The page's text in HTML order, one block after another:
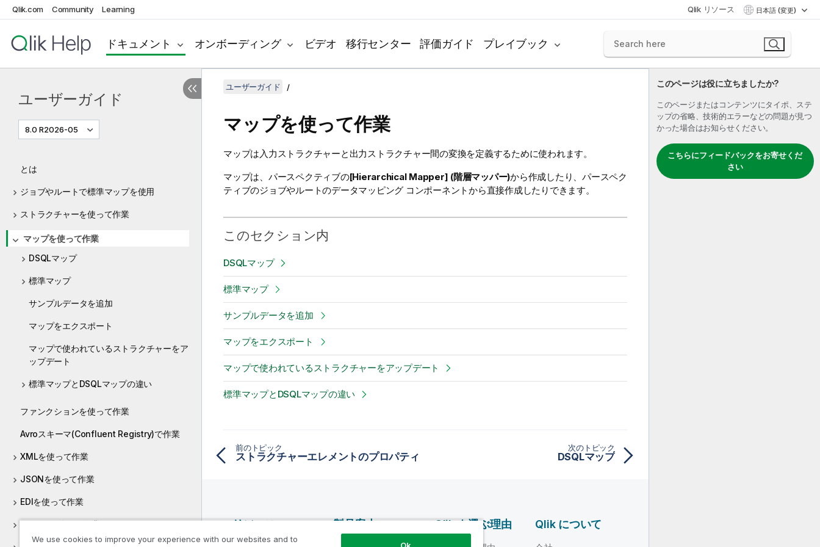
Qlik.com Community Learning Qlik リソース 日本語 (変更)
ドキュメント オンボーディング ビデオ 移行センター 評価ガイド プレイブック
ユーザーガイド
8.0 R2026-05
とは
ジョブやルートで標準マップを使用
ストラクチャーを使って作業
マップを使って作業
DSQLマップ
標準マップ
サンプルデータを追加
マップをエクスポート
マップで使われているストラクチャーをア
ップデート
標準マップとDSQLマップの違い
ファンクションを使って作業
Avroスキーマ(Confluent Registry)で作業
XMLを使って作業
JSONを使って作業
EDIを使って作業
COBOLを使って作業
このページは役に立ちましたか?
このページまたはコンテンツにタイポ、ステ
ップの省略、技術的エラーなどの問題が見つ
かった場合はお知らせください。
こちらにフィードバックをお寄せくだ
さい
ユーザーガイド
マップを使って作業
マップは入力ストラクチャーと出力ストラクチャー間の変換を定義するために使われます。
マップは、パースペクティブの[Hierarchical Mapper] (階層マッパー)から作成したり、パースペク
ティブのジョブやルートのデータマッピング コンポーネントから直接作成したりできます。
このセクション内
DSQLマップ
標準マップ
サンプルデータを追加
マップをエクスポート
マップで使われているストラクチャーをアップデート
標準マップとDSQLマップの違い
前のトピック
ストラクチャーエレメントのプロパティ
次のトピック
DSQLマップ
リソース 製品案内 Qlik を選ぶ理由 Qlik について
We use cookies to improve your experience with our websites and to